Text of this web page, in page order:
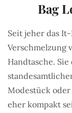
Bag
Seit jeher das
Verschmelzung
Handtasche.
Modestück oder
eher kompakt